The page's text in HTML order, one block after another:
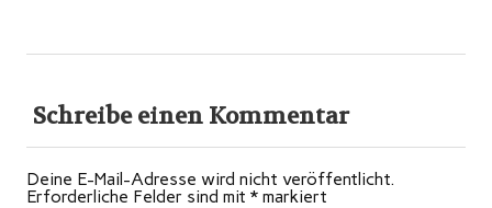
Schreibe einen Kommentar
Deine E-Mail-Adresse wird nicht veröffentlicht.
Erforderliche Felder sind mit * markiert